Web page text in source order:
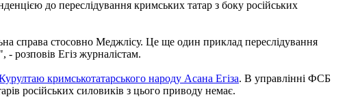
до переслідування кримських татар з боку російських
справа стосовно Меджлісу. Це ще один приклад переслідування
розповів Егіз журналістам.
кримськотатарського народу Асана Егіза. В управлінні ФСБ
російських силовиків з цього приводу немає.